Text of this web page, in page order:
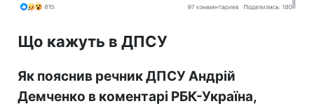
Що кажуть в ДПСУ
Як пояснив речник ДПСУ Андрій
Демченко в коментарі РБК-Україна,